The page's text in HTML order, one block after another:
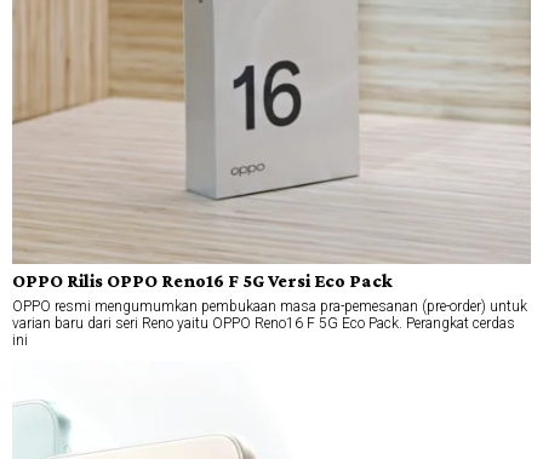
OPPO Rilis OPPO Reno16 F 5G Versi Eco Pack
OPPO resmi mengumumkan pembukaan masa pra-pemesanan (pre-order) untuk
varian baru dari seri Reno yaitu OPPO Reno16 F 5G Eco Pack. Perangkat cerdas
ini